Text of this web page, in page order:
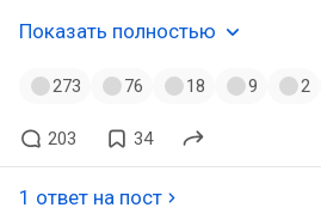
Показать полностью
273 76 18 9 2
203 34
1 ответ на пост